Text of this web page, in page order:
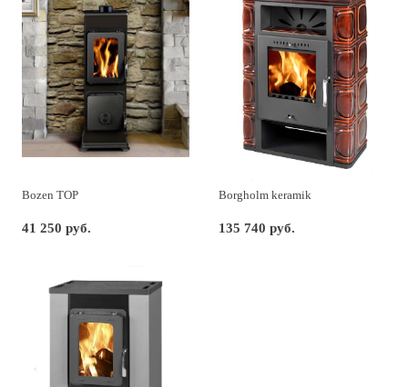
Bozen TOP
41 250 руб.
Borgholm keramik
135 740 руб.